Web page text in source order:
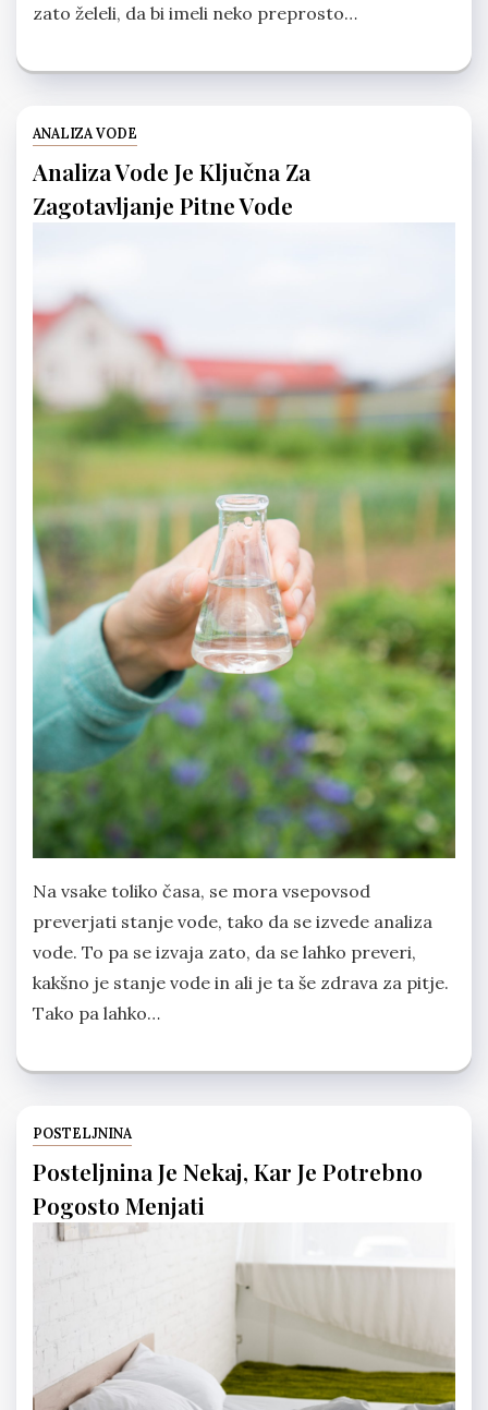
zato želeli, da bi imeli neko preprosto…
ANALIZA VODE
Analiza Vode Je Ključna Za
Zagotavljanje Pitne Vode
Na vsake toliko časa, se mora vsepovsod
preverjati stanje vode, tako da se izvede analiza
vode. To pa se izvaja zato, da se lahko preveri,
kakšno je stanje vode in ali je ta še zdrava za pitje.
Tako pa lahko…
POSTELJNINA
Posteljnina Je Nekaj, Kar Je Potrebno
Pogosto Menjati